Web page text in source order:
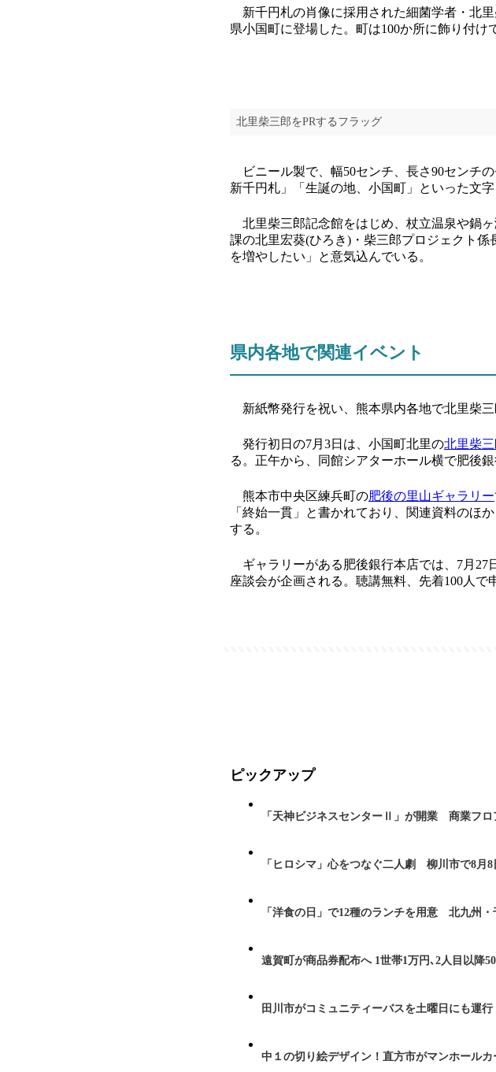
新千円札の肖像に採用された細菌学者・北
県小国町に登場した。町は100か所に飾り付け
北里柴三郎をPRするフラッグ
ビニール製で、幅50センチ、長さ90センチ
新千円札」「生誕の地、小国町」といった文字
北里柴三郎記念館をはじめ、杖立温泉や鍋
課の北里宏葵(ひろき)・柴三郎プロジェクト
を増やしたい」と意気込んでいる。
県内各地で関連イベント
新紙幣発行を祝い、熊本県内各地で北里柴三
発行初日の7月3日は、小国町北里の北里柴
る。正午から、同館シアターホール横で肥後
熊本市中央区練兵町の肥後の里山ギャラリー
「終始一貫」と書かれており、関連資料のほ
する。
ギャラリーがある肥後銀行本店では、7月27
座談会が企画される。聴講無料、先着100人で
ピックアップ
「天神ビジネスセンターⅡ」が開業 商業フロ
「ヒロシマ」心をつなぐ二人劇 柳川市で8月8
「洋食の日」で12種のランチを用意 北九州・
遠賀町が商品券配布へ 1世帯1万円､2人目以降
田川市がコミュニティーバスを土曜日にも運
中１の切り絵デザイン！直方市がマンホールカ